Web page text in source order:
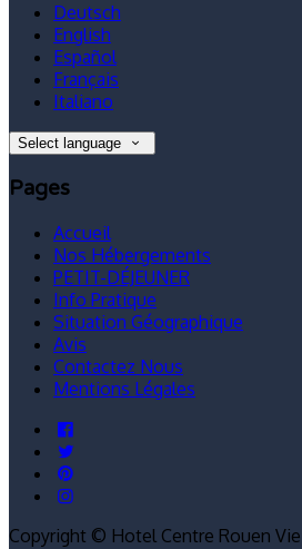
Deutsch
English
Español
Français
Italiano
Select language
Pages
Accueil
Nos Hébergements
PETIT-DÉJEUNER
Info Pratique
Situation Géographique
Avis
Contactez Nous
Mentions Légales
Copyright © Hotel Centre Rouen